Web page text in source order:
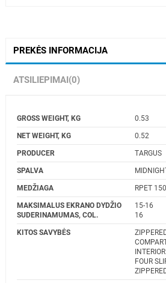
PREKĖS INFORMACIJA
ATSILIEPIMAI(0)
GROSS WEIGHT, KG 0.53
NET WEIGHT, KG 0.52
PRODUCER TARGUS
SPALVA
MEDŽIAGA RPET 150
MAKSIMALUS EKRANO DYDŽIO
SUDERINAMUMAS, COL.
15-16
16
KITOS SAVYBĖS
FOUR